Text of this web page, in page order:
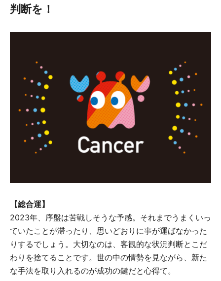
判断を！
【総合運】
2023年、序盤は苦戦しそうな予感。それまでうまくいっ
ていたことが滞ったり、思いどおりに事が運ばなかった
りするでしょう。大切なのは、客観的な状況判断とこだ
わりを捨てることです。世の中の情勢を見ながら、新た
な手法を取り入れるのが成功の鍵だと心得て。